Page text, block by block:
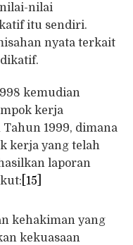
nilai-nilai
itu sendiri.
nyata terkait
kemudian
kerja
Tahun 1999, dimana
kerja yang telah
laporan
[15]
kehakiman yang
kekuasaan